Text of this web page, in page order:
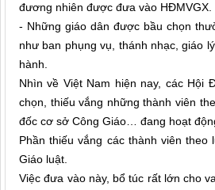
đương nhiên được đưa vào
- Những giáo dân được bầu chọn
như ban phụng vụ, thánh nhạc, giáo
hành.
Nhìn về Việt Nam hiện nay, các
chọn, thiếu vắng những thành viên
đốc cơ sở Công Giáo… đang hoạt
Phần thiếu vắng các thành viên
Giáo luật.
Việc đưa vào này, bổ túc rất lớn cho